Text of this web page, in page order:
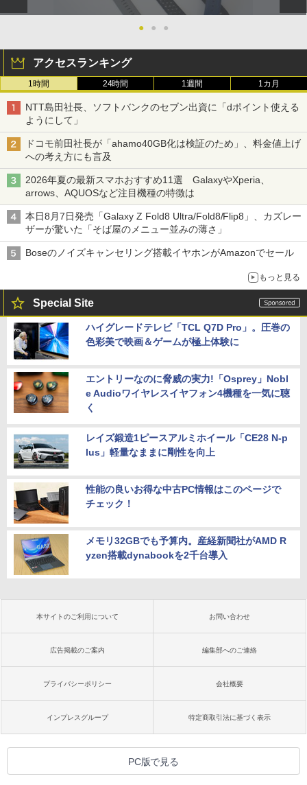
● ● ●
アクセスランキング
1時間 24時間 1週間 1カ月
NTT島田社長、ソフトバンクのセブン出資に「dポイント使える
ようにして」
ドコモ前田社長が「ahamo40GB化は検証のため」、料金値上げ
への考え方にも言及
2026年夏の最新スマホおすすめ11選 GalaxyやXperia、
arrows、AQUOSなど注目機種の特徴は
本日8月7日発売「Galaxy Z Fold8 Ultra/Fold8/Flip8」、カズレー
ザーが驚いた「そば屋のメニュー並みの薄さ」
Boseのノイズキャンセリング搭載イヤホンがAmazonでセール
もっと見る
Special Site
ハイグレードテレビ「TCL Q7D Pro」。圧巻の
色彩美で映画＆ゲームが極上体験に
エントリーなのに脅威の実力!「Osprey」Nobl
e Audioワイヤレスイヤフォン4機種を一気に聴
く
レイズ鍛造1ピースアルミホイール「CE28 N-p
lus」軽量なままに剛性を向上
性能の良いお得な中古PC情報はこのページで
チェック！
メモリ32GBでも予算内。産経新聞社がAMD R
yzen搭載dynabookを2千台導入
本サイトのご利用について お問い合わせ
広告掲載のご案内 編集部へのご連絡
プライバシーポリシー 会社概要
インプレスグループ 特定商取引法に基づく表示
PC版で見る